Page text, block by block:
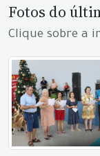
Fotos do
Clique sobre a